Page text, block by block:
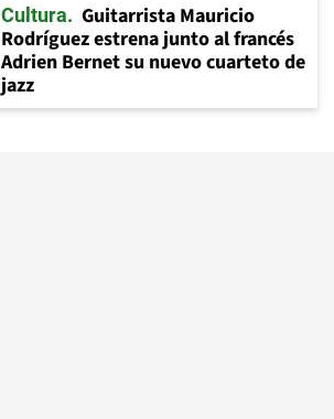
Cultura
Guitarrista Mauricio
Rodríguez estrena junto al francés
Adrien Bernet su nuevo cuarteto de
jazz